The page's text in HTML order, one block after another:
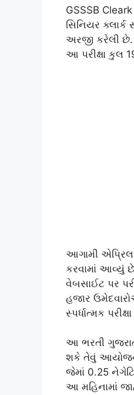
GSSSB
સિનિયર
અરજી કરેલી છે.
આ પરીક્ષા કુલ
આગામી એપ્રિલ
કરવામાં આવ્યું
વેબસાઈટ પર
હજાર
સ્પર્ધાત્મક
આ ભરતી ગુજરાત
શકે તેવું આયોજન
જેમાં 0.25
આ મહિનામાં